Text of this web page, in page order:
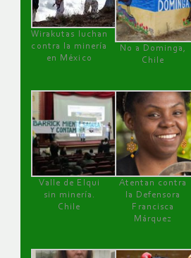
Wirakutas luchan
contra la minería
en México
No a Dominga,
Chile
Valle de Elqui
sin minería.
Chile
Atentan contra
la Defensora
Francisca
Márquez